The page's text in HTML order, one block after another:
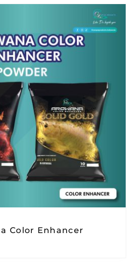
Color Enhancer